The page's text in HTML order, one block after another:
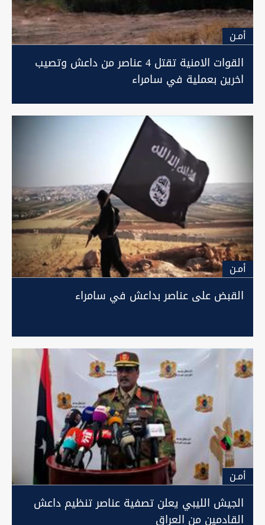
أمـن
القوات الامنية تقتل 4 عناصر من داعش وتصيب
اخرين بعملية في سامراء
أمـن
القبض على عناصر بداعش في سامراء
أمـن
الجيش الليبي يعلن تصفية عناصر تنظيم داعش
القادمين من العراق